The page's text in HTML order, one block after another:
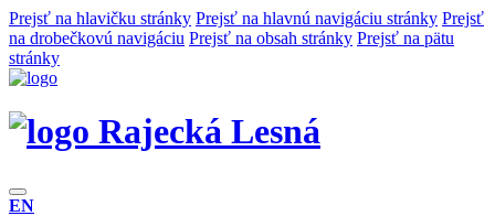
Prejsť na hlavičku stránky Prejsť na hlavnú navigáciu stránky Prejsť
na drobečkovú navigáciu Prejsť na obsah stránky Prejsť na pätu
stránky
Rajecká Lesná
EN